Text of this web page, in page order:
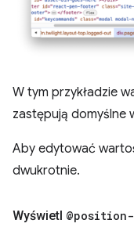
W tym przykładzie
zastępują domyślne
Aby edytować
dwukrotnie.
Wyświetl